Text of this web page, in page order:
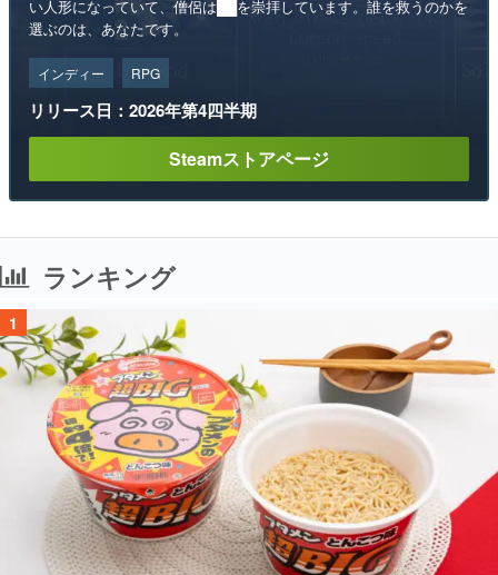
い人形になっていて、僧侶は██を崇拝しています。誰を救うのかを
選ぶのは、あなたです。
インディー RPG
リリース日：2026年第4四半期
Steamストアページ
ランキング
1